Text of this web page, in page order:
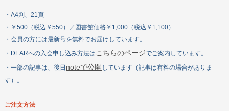
・A4判、21頁
・￥500（税込￥550）／図書館価格￥1,000（税込￥1,100）
・会員の方には最新号を無料でお届けしています。
・DEARへの入会申し込み方法は こちらのページでご案内しています。
・一部の記事は、後日 noteで公開 しています（記事は有料の場合がありま
す）。
ご注文方法